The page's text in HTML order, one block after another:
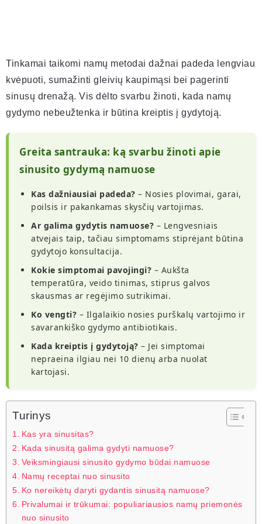
Tinkamai taikomi namų metodai dažnai padeda lengviau
kvėpuoti, sumažinti gleivių kaupimąsi bei pagerinti
sinusų drenažą. Vis dėlto svarbu žinoti, kada namų
gydymo nebeužtenka ir būtina kreiptis į gydytoją.
Greita santrauka: ką svarbu žinoti apie
sinusito gydymą namuose
Kas dažniausiai padeda? – Nosies plovimai, garai,
poilsis ir pakankamas skysčių vartojimas.
Ar galima gydytis namuose? – Lengvesniais
atvejais taip, tačiau simptomams stiprėjant būtina
gydytojo konsultacija.
Kokie simptomai pavojingi? – Aukšta
temperatūra, veido tinimas, stiprus galvos
skausmas ar regėjimo sutrikimai.
Ko vengti? – Ilgalaikio nosies purškalų vartojimo ir
savarankiško gydymo antibiotikais.
Kada kreiptis į gydytoją? – Jei simptomai
nepraeina ilgiau nei 10 dienų arba nuolat
kartojasi.
Turinys
Kas yra sinusitas?
Kada sinusitą galima gydyti namuose?
Veiksmingiausi sinusito gydymo būdai namuose
Namų receptai nuo sinusito
Ko nereikėtų daryti gydantis sinusitą namuose?
Privalumai ir trūkumai: populiariausios namų priemonės
nuo sinusito